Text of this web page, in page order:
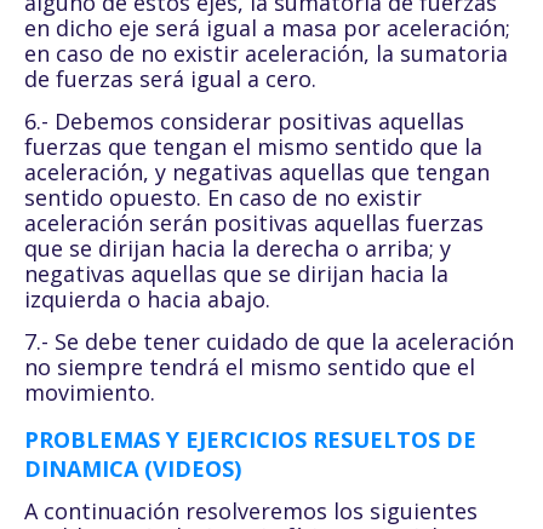
en dicho eje será igual a masa por aceleración;
en caso de no existir aceleración, la sumatoria
de fuerzas será igual a cero.
6.- Debemos considerar positivas aquellas
fuerzas que tengan el mismo sentido que la
aceleración, y negativas aquellas que tengan
sentido opuesto. En caso de no existir
aceleración serán positivas aquellas fuerzas
que se dirijan hacia la derecha o arriba; y
negativas aquellas que se dirijan hacia la
izquierda o hacia abajo.
7.- Se debe tener cuidado de que la aceleración
no siempre tendrá el mismo sentido que el
movimiento.
PROBLEMAS Y EJERCICIOS RESUELTOS DE
DINAMICA (VIDEOS)
A continuación resolveremos los siguientes